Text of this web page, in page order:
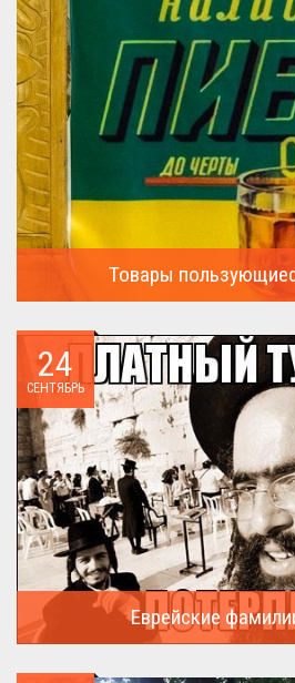
Товары
24
СЕНТЯБРЬ
Еврейские